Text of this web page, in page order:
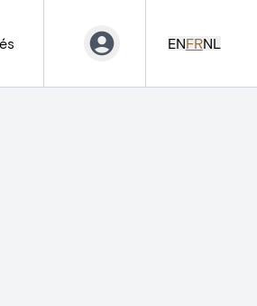
ENFRNL